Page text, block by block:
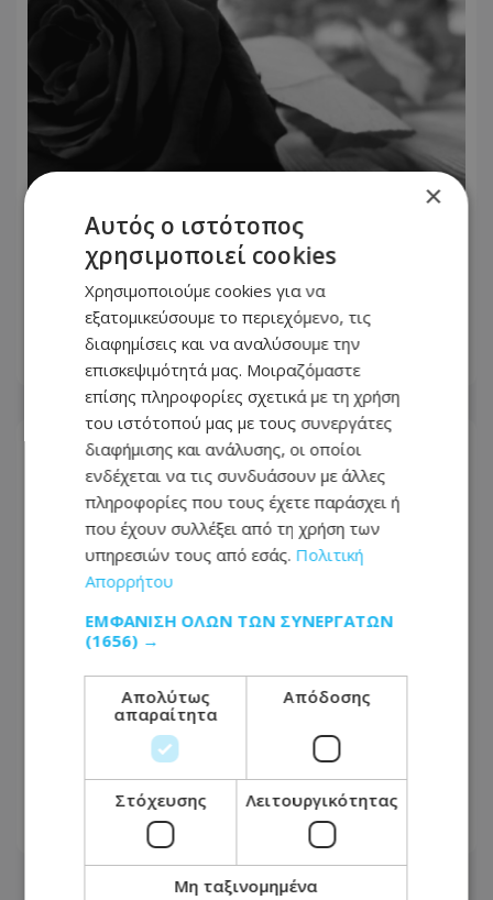
Στη γειτονιά των αγγέλων η 70χρονη
Καίτη στη Λευκωσία - Η παράκληση
της οικογένειάς της για την κηδεία
-Φωτογραφία
06.08.2026 - 16:33
Συνεχίζονται οι ζέστες: Εκδόθηκε νέα
κίτρινη προειδοποίηση - Πότε τίθεται
σε ισχύ
06.08.2026 - 16:07
×
Αυτός ο ιστότοπος
χρησιμοποιεί cookies
Χρησιμοποιούμε cookies για να
εξατομικεύσουμε το περιεχόμενο, τις
διαφημίσεις και να αναλύσουμε την
επισκεψιμότητά μας. Μοιραζόμαστε
επίσης πληροφορίες σχετικά με τη χρήση
του ιστότοπού μας με τους συνεργάτες
διαφήμισης και ανάλυσης, οι οποίοι
ενδέχεται να τις συνδυάσουν με άλλες
πληροφορίες που τους έχετε παράσχει ή
που έχουν συλλέξει από τη χρήση των
υπηρεσιών τους από εσάς. Πολιτική
Απορρήτου
ΕΜΦΆΝΙΣΗ ΌΛΩΝ ΤΩΝ ΣΥΝΕΡΓΑΤΏΝ
(1656) →
Απολύτως
απαραίτητα
Απόδοσης
Στόχευσης Λειτουργικότητας
Μη ταξινομημένα